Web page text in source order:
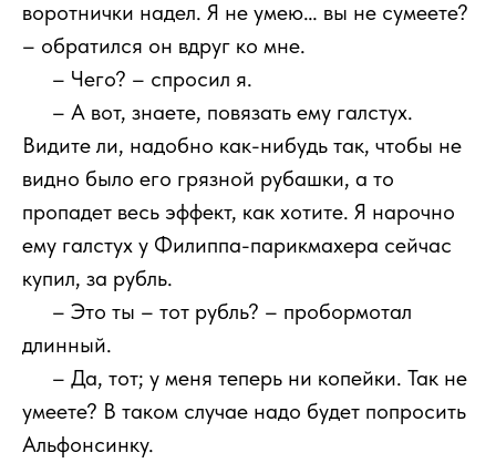
воротнички надел. Я не умею… вы не сумеете?
– обратился он вдруг ко мне.
– Чего? – спросил я.
– А вот, знаете, повязать ему галстух.
Видите ли, надобно как-нибудь так, чтобы не
видно было его грязной рубашки, а то
пропадет весь эффект, как хотите. Я нарочно
ему галстух у Филиппа-парикмахера сейчас
купил, за рубль.
– Это ты – тот рубль? – пробормотал
длинный.
– Да, тот; у меня теперь ни копейки. Так не
умеете? В таком случае надо будет попросить
Альфонсинку.